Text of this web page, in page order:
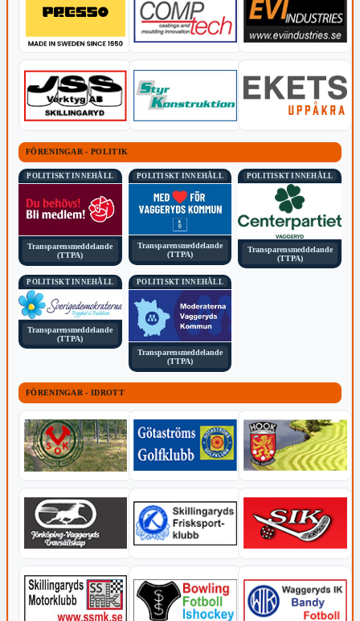
FÖRENINGAR - POLITIK
POLITISKT INNEHÅLL
Transparensmeddelande
(TTPA)
POLITISKT INNEHÅLL
Transparensmeddelande
(TTPA)
POLITISKT INNEHÅLL
Transparensmeddelande
(TTPA)
POLITISKT INNEHÅLL
Transparensmeddelande
(TTPA)
POLITISKT INNEHÅLL
Transparensmeddelande
(TTPA)
FÖRENINGAR - IDROTT